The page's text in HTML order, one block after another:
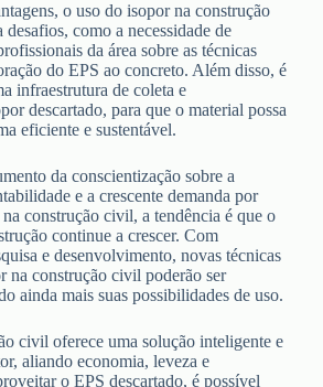
o uso do isopor na construção
como a necessidade de
da área sobre as técnicas
do EPS ao concreto. Além disso, é
infraestrutura de coleta e
descartado, para que o material possa
eficiente e sustentável.
da conscientização sobre a
e a crescente demanda por
construção civil, a tendência é que o
continue a crescer. Com
e desenvolvimento, novas técnicas
na construção civil poderão ser
ainda mais suas possibilidades de uso.
civil oferece uma solução inteligente e
aliando economia, leveza e
o EPS descartado, é possível